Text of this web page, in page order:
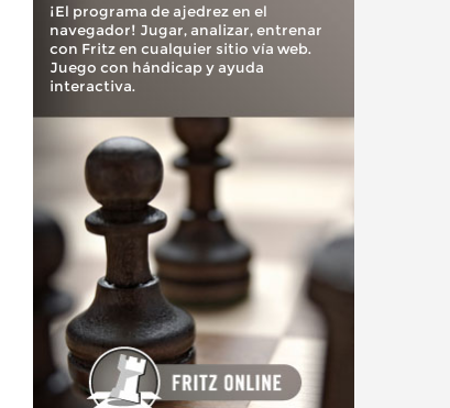
¡El programa de ajedrez en el
navegador! Jugar, analizar, entrenar
con Fritz en cualquier sitio vía web.
Juego con hándicap y ayuda
interactiva.